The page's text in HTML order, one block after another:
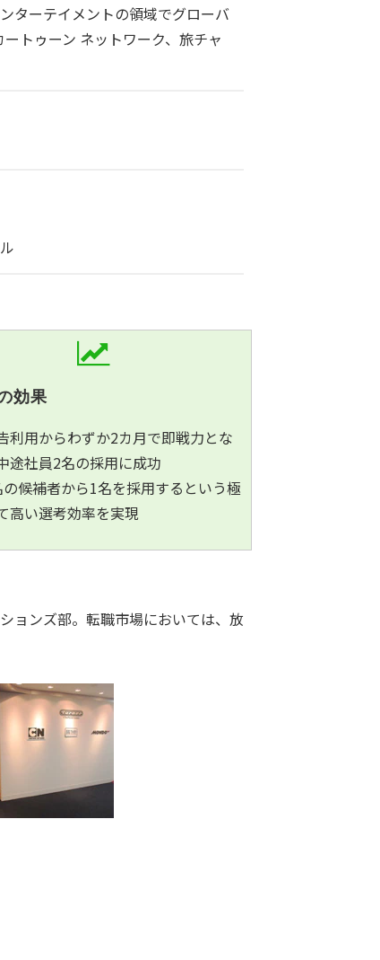
ターテイメントの領域でグローバ
トゥーン ネットワーク、旅チャ
効果
利用からわずか2カ月で即戦力とな
途社員2名の採用に成功
の候補者から1名を採用するという極
高い選考効率を実現
ョンズ部。転職市場においては、放